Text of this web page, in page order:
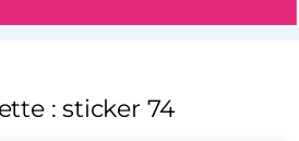
: sticker 74